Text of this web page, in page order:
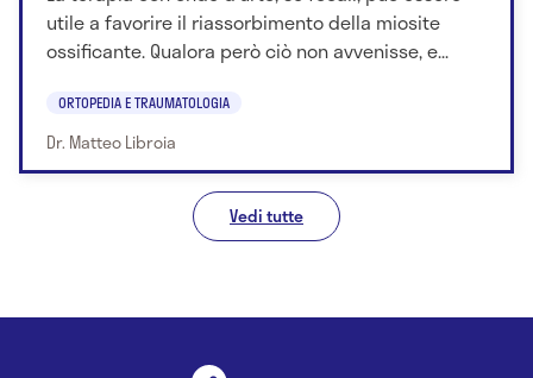
utile a favorire il riassorbimento della miosite
ossificante. Qualora però ciò non avvenisse, e...
ORTOPEDIA E TRAUMATOLOGIA
Dr. Matteo Libroia
Vedi tutte